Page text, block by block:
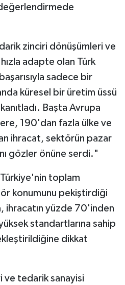
zinciri dönüşümleri ve
adapte olan Türk
sadece bir
küresel bir üretim üssü
Başta Avrupa
190'dan fazla ülke ve
ihracat, sektörün pazar
gözler önüne serdi."
toplam
konumunu pekiştirdiği
ihracatın yüzde 70'inden
standartlarına sahip
dikkat
ve tedarik sanayisi